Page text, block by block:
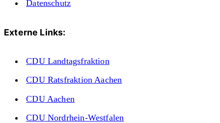
Datenschutz
Externe Links:
CDU Landtagsfraktion
CDU Ratsfraktion Aachen
CDU Aachen
CDU Nordrhein-Westfalen